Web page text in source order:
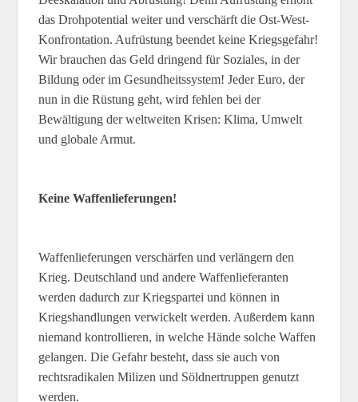
das Drohpotential weiter und verschärft die Ost-West-
Konfrontation. Aufrüstung beendet keine Kriegsgefahr!
Wir brauchen das Geld dringend für Soziales, in der
Bildung oder im Gesundheitssystem! Jeder Euro, der
nun in die Rüstung geht, wird fehlen bei der
Bewältigung der weltweiten Krisen: Klima, Umwelt
und globale Armut.
Keine Waffenlieferungen!
Waffenlieferungen verschärfen und verlängern den
Krieg. Deutschland und andere Waffenlieferanten
werden dadurch zur Kriegspartei und können in
Kriegshandlungen verwickelt werden. Außerdem kann
niemand kontrollieren, in welche Hände solche Waffen
gelangen. Die Gefahr besteht, dass sie auch von
rechtsradikalen Milizen und Söldnertruppen genutzt
werden.